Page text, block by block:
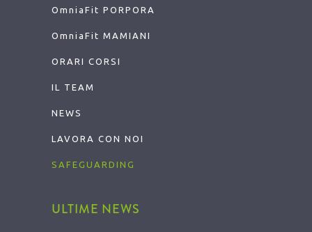
OmniaFit PORPORA
OmniaFit MAMIANI
ORARI CORSI
IL TEAM
NEWS
LAVORA CON NOI
SAFEGUARDING
ULTIME NEWS